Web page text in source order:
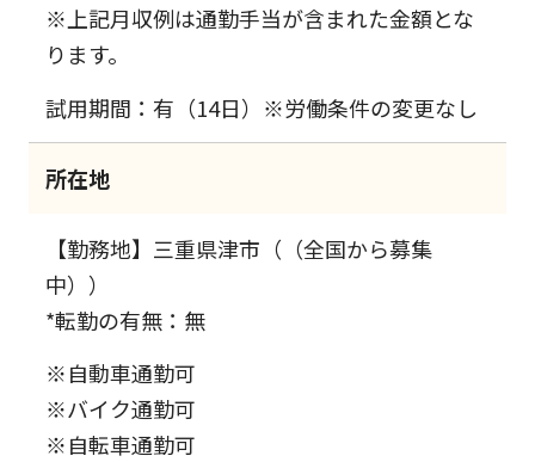
※上記月収例は通勤手当が含まれた金額とな
ります。
試用期間：有（14日）※労働条件の変更なし
所在地
【勤務地】三重県津市（（全国から募集
中））
*転勤の有無：無
※自動車通勤可
※バイク通勤可
※自転車通勤可